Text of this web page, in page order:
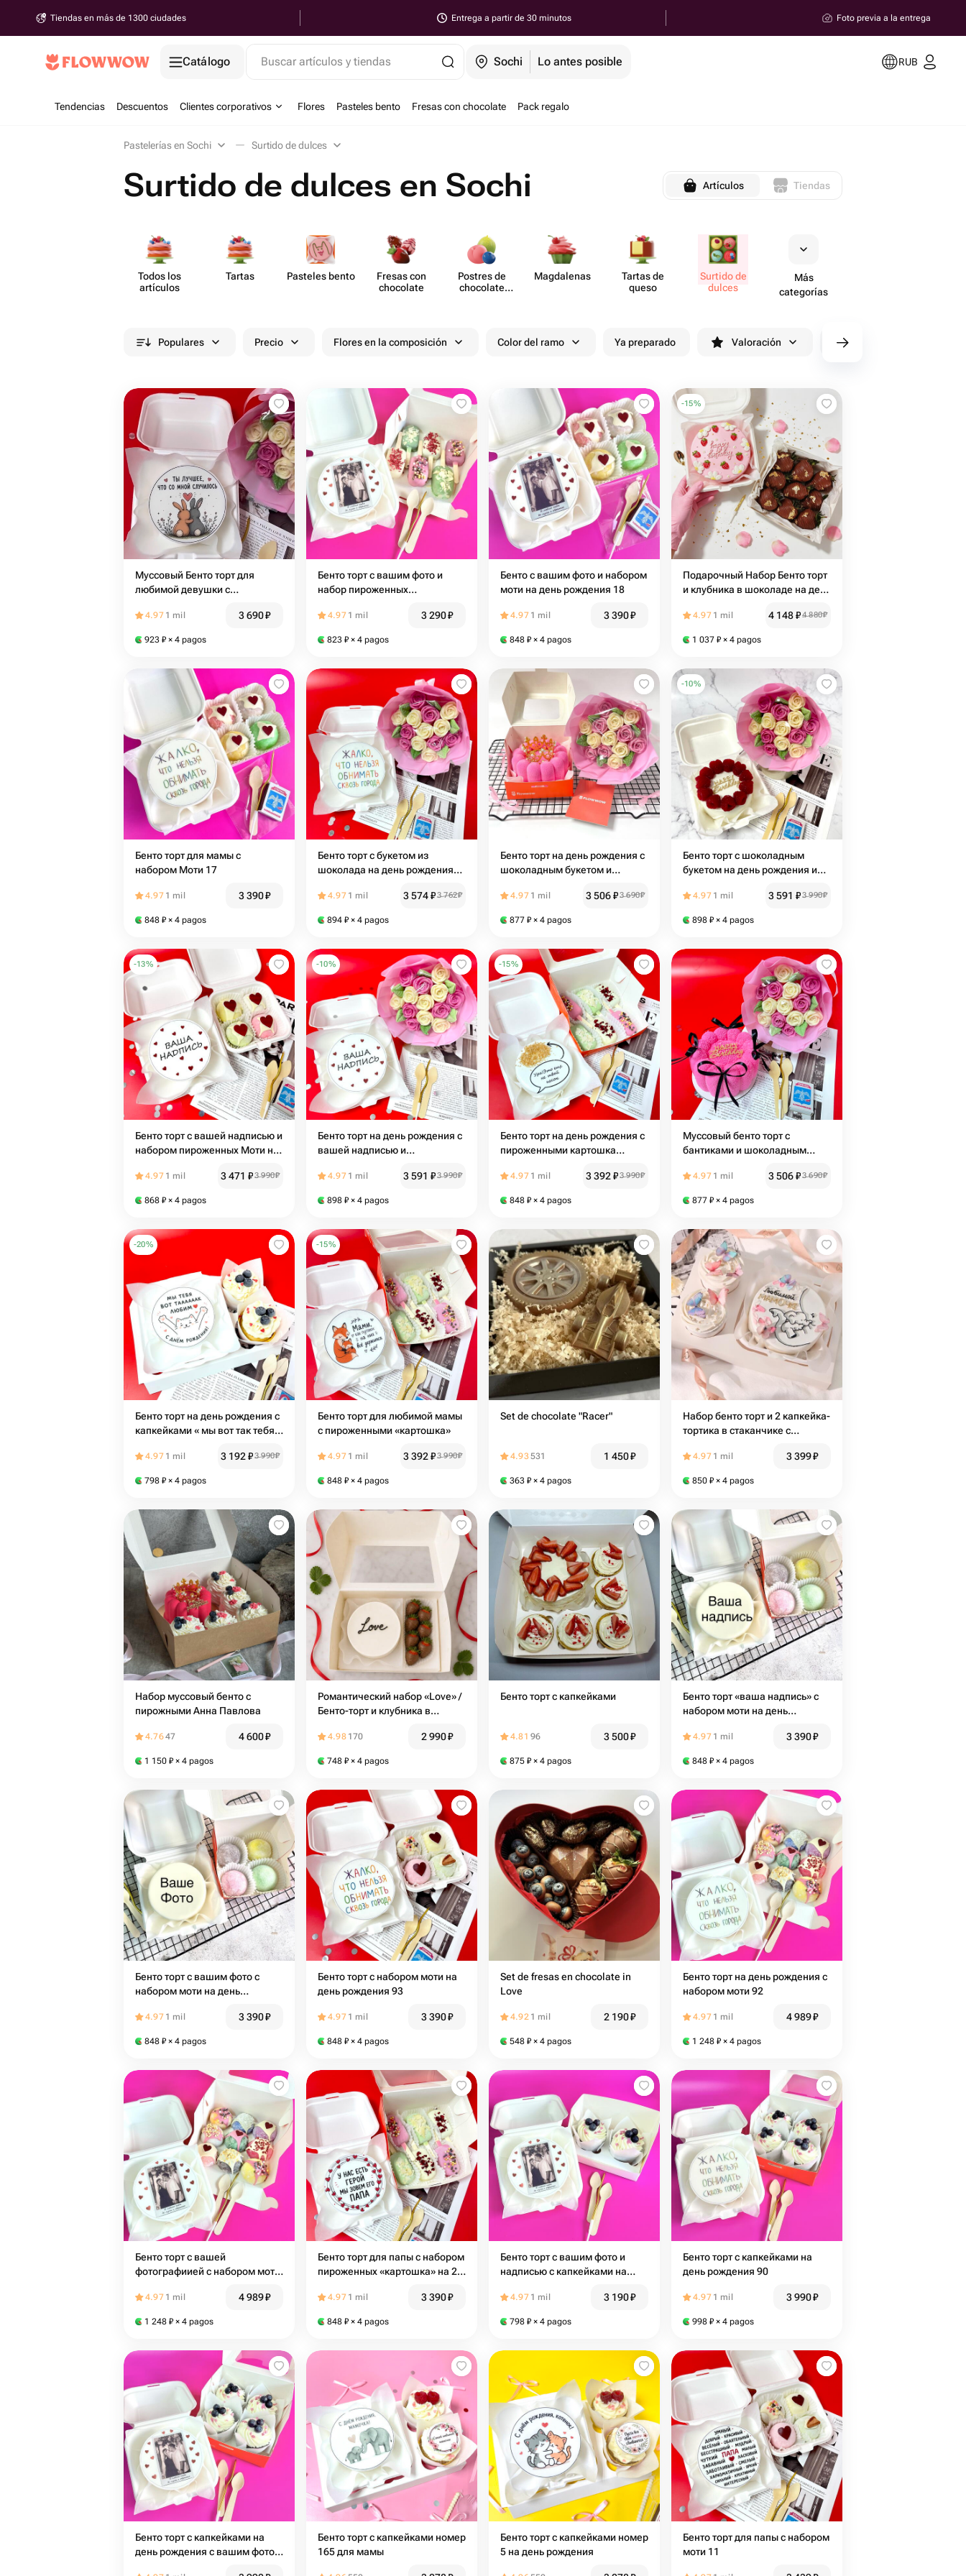
Tiendas en más de 1300 ciudades Entrega a partir de 30 minutos Foto previa a la entrega
Catálogo Buscar artículos y tiendas Sochi Lo antes posible RUB
Tendencias Descuentos Clientes corporativos Flores Pasteles bento Fresas con chocolate Pack regalo
Pastelerías en Sochi Surtido de dulces
Surtido de dulces en Sochi Artículos Tiendas
Todos los
artículos
Tartas Pasteles bento
Fresas con
chocolate
Postres de
chocolate
Magd​alenas
Tartas de
queso
Surtido de
dulces
Más
categorías
Populares Precio Flores en la composición Color del ramo Ya preparado Valoración cv/filters/name_fast_delivery
Муссовый Бенто торт для
любимой девушки с
4.97 1 mil 3 690₽
923 ₽ × 4 pagos
Бенто торт с вашим фото и
набор пироженных
164.97 1 mil 3 290₽
823 ₽ × 4 pagos
Бенто с вашим фото и набором
моти на день рождения 18
4.97 1 mil 3 390₽
848 ₽ × 4 pagos
-15%
Подарочный Набор Бенто торт
и клубника в шоколаде на день
4.97 1 mil 4 148₽4 880₽
1 037 ₽ × 4 pagos
Бенто торт для мамы с
набором Моти 17
4.97 1 mil 3 390₽
848 ₽ × 4 pagos
Бенто торт с букетом из
шоколада на день рождения
4.97 1 mil 3 574₽3 762₽
894 ₽ × 4 pagos
Бенто торт на день рождения с
шоколадным букетом и
4.97 1 mil 3 506₽3 690₽
877 ₽ × 4 pagos
-10%
Бенто торт с шоколадным
букетом на день рождения и
4.97 1 mil 3 591 ₽3 990₽
898 ₽ × 4 pagos
-13%
Бенто торт с вашей надписью и
набором пироженных Моти на
4.97 1 mil 3 471 ₽3 990₽
868 ₽ × 4 pagos
-10%
Бенто торт на день рождения с
вашей надписью и
4.97 1 mil 3 591 ₽3 990₽
898 ₽ × 4 pagos
-15%
Бенто торт на день рождения с
пироженными картошка
4.97 1 mil 3 392₽3 990₽
848 ₽ × 4 pagos
Муссовый бенто торт с
бантиками и шоколадным
4.97 1 mil 3 506₽3 690₽
877 ₽ × 4 pagos
-20%
Бенто торт на день рождения с
капкейками « мы вот так тебя
4.97 1 mil 3 192₽3 990₽
798 ₽ × 4 pagos
-15%
Бенто торт для любимой мамы
с пироженными «картошка»
4.97 1 mil 3 392₽3 990₽
848 ₽ × 4 pagos
Set de chocolate "Racer"
4.93531 1 450₽
363 ₽ × 4 pagos
Набор бенто торт и 2 капкейка-
тортика в стаканчике с
крёстной мамы, на день
4.97 1 mil 3 399₽
850 ₽ × 4 pagos
Набор муссовый бенто с
пирожными Анна Павлова
4.7647 4 600₽
1 150 ₽ × 4 pagos
Романтический набор «Love» /
Бенто-торт и клубника в
4.98 170 2 990₽
748 ₽ × 4 pagos
Бенто торт с капкейками
4.81 96 3 500₽
875 ₽ × 4 pagos
Бенто торт «ваша надпись» с
набором моти на день
4.97 1 mil 3 390₽
848 ₽ × 4 pagos
Бенто торт с вашим фото с
набором моти на день
4.97 1 mil 3 390₽
848 ₽ × 4 pagos
Бенто торт с набором моти на
день рождения 93
4.97 1 mil 3 390₽
848 ₽ × 4 pagos
Set de fresas en chocolate in
Love
4.92 1 mil 2 190₽
548 ₽ × 4 pagos
Бенто торт на день рождения с
набором моти 92
4.97 1 mil 4 989₽
1 248 ₽ × 4 pagos
Бенто торт с вашей
фотографиией с набором моти
4.97 1 mil 4 989₽
1 248 ₽ × 4 pagos
Бенто торт для папы с набором
пироженных «картошка» на 23
4.97 1 mil 3 390₽
848 ₽ × 4 pagos
Бенто торт с вашим фото и
надписью с капкейками на
4.97 1 mil 3 190₽
798 ₽ × 4 pagos
Бенто торт с капкейками на
день рождения 90
4.97 1 mil 3 990₽
998 ₽ × 4 pagos
Бенто торт с капкейками на
день рождения с вашим фото
Бенто торт с капкейками номер
165 для мамы
Бенто торт с капкейками номер
5 на день рождения
Бенто торт для папы с набором
моти 11